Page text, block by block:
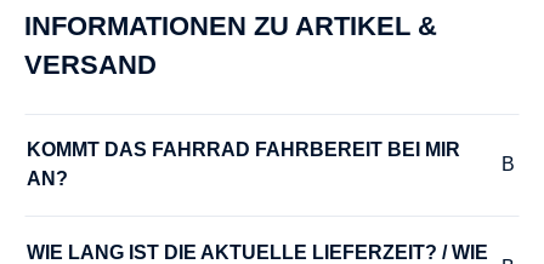
INFORMATIONEN ZU ARTIKEL &
VERSAND
KOMMT DAS FAHRRAD FAHRBEREIT BEI MIR
AN?
WIE LANG IST DIE AKTUELLE LIEFERZEIT? / WIE